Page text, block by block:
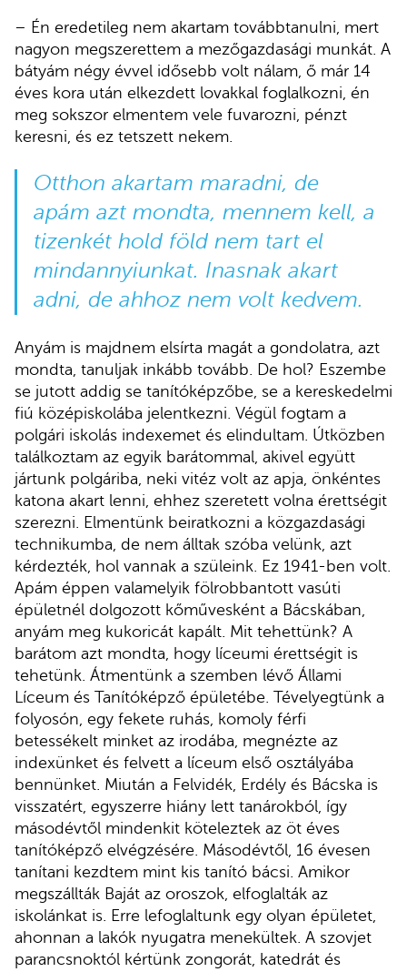
– Én eredetileg nem akartam továbbtanulni, mert
nagyon megszerettem a mezőgazdasági munkát. A
bátyám négy évvel idősebb volt nálam, ő már 14
éves kora után elkezdett lovakkal foglalkozni, én
meg sokszor elmentem vele fuvarozni, pénzt
keresni, és ez tetszett nekem.
Otthon akartam maradni, de
apám azt mondta, mennem kell, a
tizenkét hold föld nem tart el
mindannyiunkat. Inasnak akart
adni, de ahhoz nem volt kedvem.
Anyám is majdnem elsírta magát a gondolatra, azt
mondta, tanuljak inkább tovább. De hol? Eszembe
se jutott addig se tanítóképzőbe, se a kereskedelmi
fiú középiskolába jelentkezni. Végül fogtam a
polgári iskolás indexemet és elindultam. Útközben
találkoztam az egyik barátommal, akivel együtt
jártunk polgáriba, neki vitéz volt az apja, önkéntes
katona akart lenni, ehhez szeretett volna érettségit
szerezni. Elmentünk beiratkozni a közgazdasági
technikumba, de nem álltak szóba velünk, azt
kérdezték, hol vannak a szüleink. Ez 1941-ben volt.
Apám éppen valamelyik fölrobbantott vasúti
épületnél dolgozott kőművesként a Bácskában,
anyám meg kukoricát kapált. Mit tehettünk? A
barátom azt mondta, hogy líceumi érettségit is
tehetünk. Átmentünk a szemben lévő Állami
Líceum és Tanítóképző épületébe. Tévelyegtünk a
folyosón, egy fekete ruhás, komoly férfi
betessékelt minket az irodába, megnézte az
indexünket és felvett a líceum első osztályába
bennünket. Miután a Felvidék, Erdély és Bácska is
visszatért, egyszerre hiány lett tanárokból, így
másodévtől mindenkit köteleztek az öt éves
tanítóképző elvégzésére. Másodévtől, 16 évesen
tanítani kezdtem mint kis tanító bácsi. Amikor
megszállták Baját az oroszok, elfoglalták az
iskolánkat is. Erre lefoglaltunk egy olyan épületet,
ahonnan a lakók nyugatra menekültek. A szovjet
parancsnoktól kértünk zongorát, katedrát és